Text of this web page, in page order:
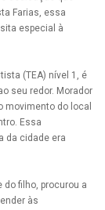
Farias, essa
especial à
(TEA) nível 1, é
seu redor. Morador
movimento do local
Essa
da cidade era
do filho, procurou a
às